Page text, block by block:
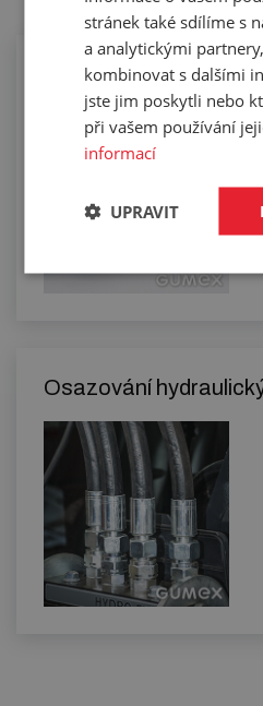
Osazování hadic na
Osazování
stránek také sdílíme s
a analytickými
kombinovat s dalšími
jste jim poskytli nebo
při vašem používání
informací
UPRAVIT